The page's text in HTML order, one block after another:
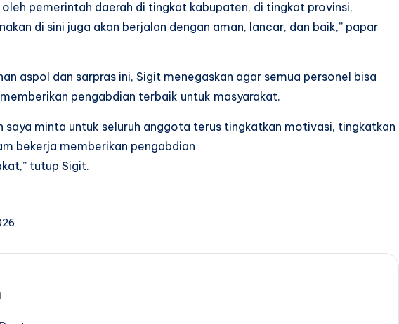
pemerintah daerah di tingkat kabupaten, di tingkat provinsi,
di sini juga akan berjalan dengan aman, lancar, dan baik,” papar
aspol dan sarpras ini, Sigit menegaskan agar semua personel bisa
pengabdian terbaik untuk masyarakat.
saya minta untuk seluruh anggota terus tingkatkan motivasi, tingkatkan
bekerja memberikan pengabdian
tutup Sigit.